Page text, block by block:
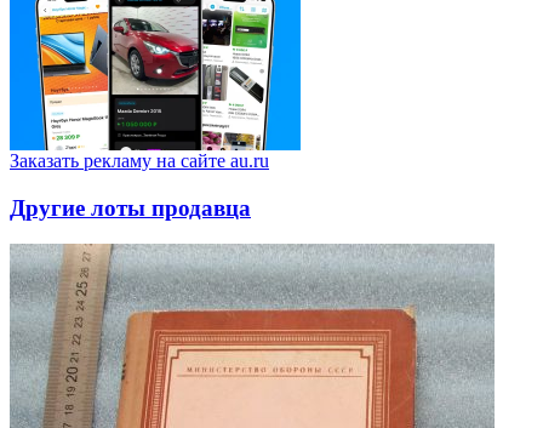
Заказать рекламу на сайте au.ru
Другие лоты продавца